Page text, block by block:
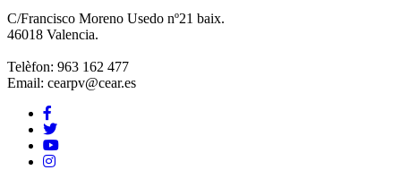
C/Francisco Moreno Usedo nº21 baix.
46018 Valencia.
Telèfon: 963 162 477
Email: cearpv@cear.es